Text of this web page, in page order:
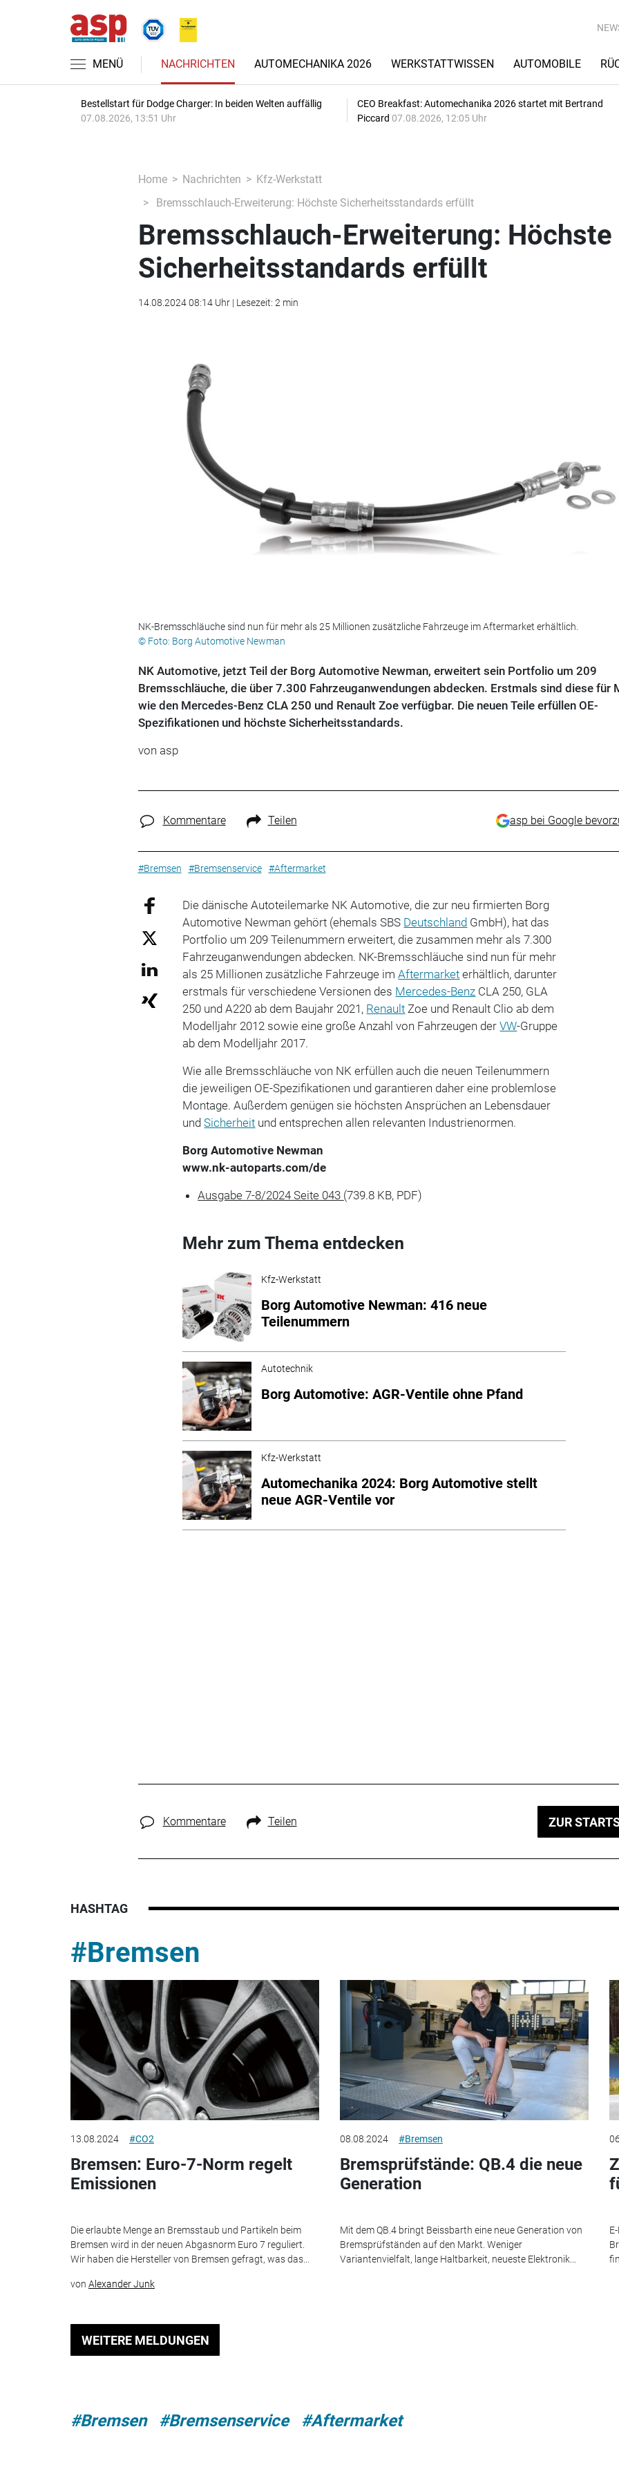
MENÜ NACHRICHTEN AUTOMECHANIKA 2026 WERKSTATTWISSEN AUTOMOBILE
Bestellstart für Dodge Charger: In beiden Welten auffällig
07.08.2026, 13:51 Uhr
CEO Breakfast: Automechanika 2026 startet mit Bertrand
Piccard 07.08.2026, 12:05 Uhr
Home Nachrichten
Kfz-Werkstatt
Bremsschlauch-Erweiterung: Höchste Sicherheitsstandards erfüllt
Bremsschlauch-Erweiterung: Höchste
Sicherheitsstandards erfüllt
14.08.2024 08:14 Uhr | Lesezeit: 2 min
NK-Bremsschläuche sind nun für mehr als 25 Millionen zusätzliche Fahrzeuge im Aftermarket erhältlich.
© Foto: Borg Automotive Newman
NK Automotive, jetzt Teil der Borg Automotive Newman, erweitert sein Portfolio um 209
Bremsschläuche, die über 7.300 Fahrzeuganwendungen abdecken. Erstmals sind diese für
wie den Mercedes-Benz CLA 250 und Renault Zoe verfügbar. Die neuen Teile erfüllen OE-
Spezifikationen und höchste Sicherheitsstandards.
von asp
Kommentare Teilen asp bei Google
#Bremsen #Bremsenservice #Aftermarket
Die dänische Autoteilemarke NK Automotive, die zur neu firmierten Borg
Automotive Newman gehört (ehemals SBS Deutschland GmbH), hat das
Portfolio um 209 Teilenummern erweitert, die zusammen mehr als 7.300
Fahrzeuganwendungen abdecken. NK-Bremsschläuche sind nun für mehr
als 25 Millionen zusätzliche Fahrzeuge imAftermarket erhältlich, darunter
erstmals für verschiedene Versionen des Mercedes-Benz CLA 250, GLA
250 und A220 ab dem Baujahr 2021, Renault Zoe und Renault Clio ab dem
Modelljahr 2012 sowie eine große Anzahl von Fahrzeugen derVW-Gruppe
ab dem Modelljahr 2017.
Wie alle Bremsschläuche von NK erfüllen auch die neuen Teilenummern
die jeweiligen OE-Spezifikationen und garantieren daher eine pro­blemlose
Montage. Außerdem genügen sie höchsten Ansprüchen an Lebensdauer
undSicherheit und entsprechen allen relevanten Industrienormen.
Borg Automotive Newman
www.nk-autoparts.com/de
Ausgabe 7-8/2024 Seite 043 (739.8 KB, PDF)
Mehr zum Thema entdecken
Kfz-Werkstatt
Borg Automotive Newman: 416 neue
Teilenummern
Autotechnik
Borg Automotive: AGR-Ventile ohne Pfand
Kfz-Werkstatt
Automechanika 2024: Borg Automotive stellt
neue AGR-Ventile vor
Kommentare Teilen ZUR
HASHTAG
#Bremsen
13.08.2024 #CO2
Bremsen: Euro-7-Norm regelt
Emissionen
Die erlaubte Menge an Bremsstaub und Partikeln beim
Bremsen wird in der neuen Abgasnorm Euro 7 reguliert.
Wir haben die Hersteller von Bremsen gefragt, was das...
von Alexander Junk
08.08.2024 #Bremsen
Bremsprüfstände: QB.4 die neue
Generation
Mit dem QB.4 bringt Beissbarth eine neue Generation von
Bremsprüfständen auf den Markt. Weniger
Variantenvielfalt, lange Haltbarkeit, neueste Elektronik...
WEITERE MELDUNGEN
#Bremsen #Bremsenservice #Aftermarket